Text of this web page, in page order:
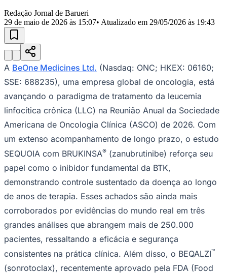
AldeiaAldeia da SerraAldeia de BarueriAlphavilleBairro
Jubran
Vista
RegiãoCotia
Itapevi
CalifórniaJardim dos AltosJardim dos Camargos Jardim
EsperançaJardim GrazielaJardim Iracema Jardim Itaquiti
JulioJardim LíbanoJardim Maria CristinaJardim Maria HelenaJardim
Jardim ParaísoJardim Paulista Jardim Reginalice
Jardim São
LuísJardim São PedroJardim São SilvestreJardim SilveiraJardim
TupãJardim TupanciMutinga Nova AldeinhaOsascoParque dos
Camargos
Parque Imperial Parque Santa Luzia Parque Viana
Pirapora
do Bom JesusRecanto PhrynéaSantana de
ParnaíbaSilveiraTamboréVale do Sol Vila Barros Vila Boa VistaVila
Vila Márcia
EscadaVila Porto Votupoca
Para Sua Empresa
Anuncie no Portal
Guia de Empresas
Divulgar VagasNovo
Publicidade Legal
Negócios Regionais
Turismo
Segurança Regional
Hospitais Estaduais
Parques & Represas
Redação Jornal de Barueri
29 de maio de 2026 às 15:07• Atualizado em 29/05/2026 às 19:43
A BeOne Medicines Ltd. (Nasdaq: ONC; HKEX: 06160;
SSE: 688235), uma empresa global de oncologia, está
avançando o paradigma de tratamento da leucemia
linfocítica crônica (LLC) na Reunião Anual da Sociedade
Americana de Oncologia Clínica (ASCO) de 2026. Com
um extenso acompanhamento de longo prazo, o estudo
SEQUOIA com BRUKINSA® (zanubrutinibe) reforça seu
papel como o inibidor fundamental da BTK,
demonstrando controle sustentado da doença ao longo
de anos de terapia. Esses achados são ainda mais
corroborados por evidências do mundo real em três
grandes análises que abrangem mais de 250.000
pacientes, ressaltando a eficácia e segurança
consistentes na prática clínica. Além disso, o BEQALZI™
(sonrotoclax), recentemente aprovado pela FDA (Food